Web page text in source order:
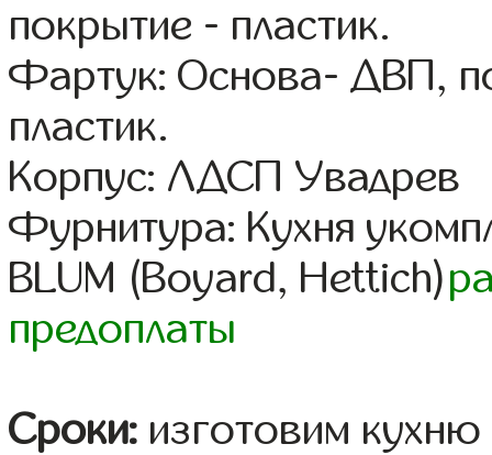
покрытие - пластик.
Фартук: Основа- ДВП,
пластик.
Корпус: ЛДСП Увадрев
Фурнитура: Кухня
BLUM (Boyard, Hettich)
предоплаты
Сроки: изготовим